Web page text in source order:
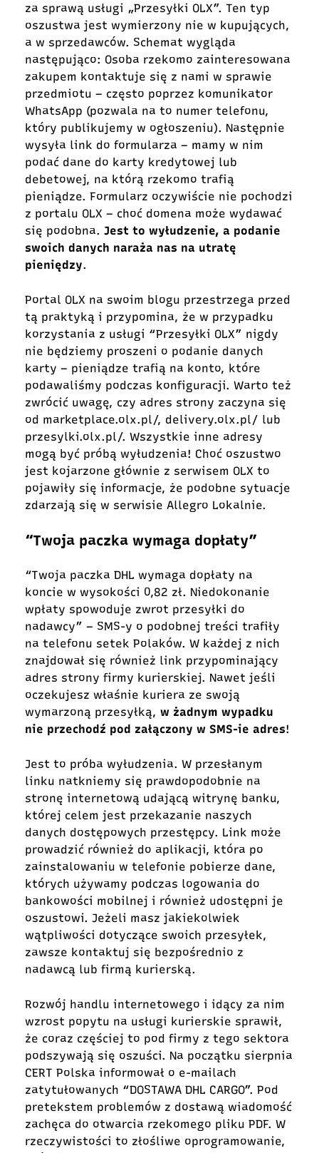
za sprawą usługi „Przesyłki OLX”. Ten typ
oszustwa jest wymierzony nie w kupujących,
a w sprzedawców. Schemat wygląda
następująco: Osoba rzekomo zainteresowana
zakupem kontaktuje się z nami w sprawie
przedmiotu – często poprzez komunikator
WhatsApp (pozwala na to numer telefonu,
który publikujemy w ogłoszeniu). Następnie
wysyła link do formularza – mamy w nim
podać dane do karty kredytowej lub
debetowej, na którą rzekomo trafią
pieniądze. Formularz oczywiście nie pochodzi
z portalu OLX – choć domena może wydawać
się podobna. Jest to wyłudzenie, a podanie
swoich danych naraża nas na utratę
pieniędzy.
Portal OLX na swoim blogu przestrzega przed
tą praktyką i przypomina, że w przypadku
korzystania z usługi “Przesyłki OLX” nigdy
nie będziemy proszeni o podanie danych
karty – pieniądze trafią na konto, które
podawaliśmy podczas konfiguracji. Warto też
zwrócić uwagę, czy adres strony zaczyna się
od marketplace.olx.pl/, delivery.olx.pl/ lub
przesylki.olx.pl/. Wszystkie inne adresy
mogą być próbą wyłudzenia! Choć oszustwo
jest kojarzone głównie z serwisem OLX to
pojawiły się informacje, że podobne sytuacje
zdarzają się w serwisie Allegro Lokalnie.
“Twoja paczka wymaga dopłaty”
“Twoja paczka DHL wymaga dopłaty na
koncie w wysokości 0,82 zł. Niedokonanie
wpłaty spowoduje zwrot przesyłki do
nadawcy” – SMS-y o podobnej treści trafiły
na telefonu setek Polaków. W każdej z nich
znajdował się również link przypominający
adres strony firmy kurierskiej. Nawet jeśli
oczekujesz właśnie kuriera ze swoją
wymarzoną przesyłką, w żadnym wypadku
nie przechodź pod załączony w SMS-ie adres!
Jest to próba wyłudzenia. W przesłanym
linku natkniemy się prawdopodobnie na
stronę internetową udającą witrynę banku,
której celem jest przekazanie naszych
danych dostępowych przestępcy. Link może
prowadzić również do aplikacji, która po
zainstalowaniu w telefonie pobierze dane,
których używamy podczas logowania do
bankowości mobilnej i również udostępni je
oszustowi. Jeżeli masz jakiekolwiek
wątpliwości dotyczące swoich przesyłek,
zawsze kontaktuj się bezpośrednio z
nadawcą lub firmą kurierską.
Rozwój handlu internetowego i idący za nim
wzrost popytu na usługi kurierskie sprawił,
że coraz częściej to pod firmy z tego sektora
podszywają się oszuści. Na początku sierpnia
CERT Polska informował o e-mailach
zatytułowanych “DOSTAWA DHL CARGO”. Pod
pretekstem problemów z dostawą wiadomość
zachęca do otwarcia rzekomego pliku PDF. W
rzeczywistości to złośliwe oprogramowanie,